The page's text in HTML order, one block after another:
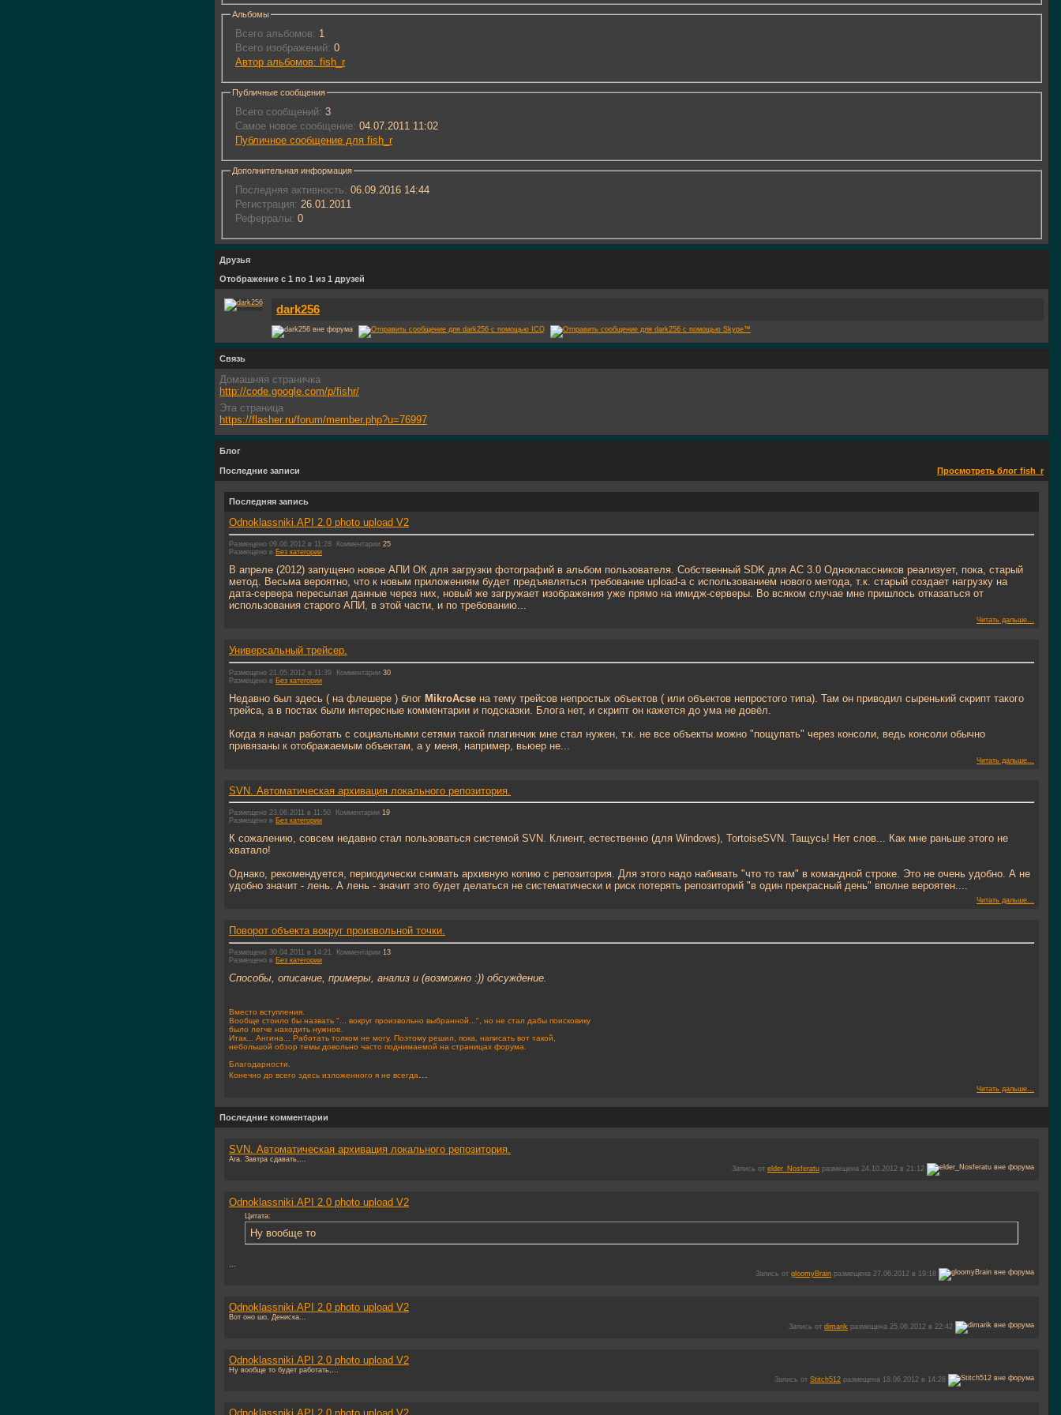
Альбомы
Всего альбомов: 1
Всего изображений: 0
Автор альбомов: fish_r
Публичные сообщения
Всего сообщений: 3
Самое новое сообщение: 04.07.2011 11:02
Публичное сообщение для fish_r
Дополнительная информация
Последняя активность: 06.09.2016 14:44
Регистрация: 26.01.2011
Реферралы: 0
Друзья
Отображение с 1 по 1 из 1 друзей
dark256
Связь
Домашняя страничка
http://code.google.com/p/fishr/
Эта страница
https://flasher.ru/forum/member.php?u=76997
Блог
Просмотреть блог fish_r
Последние записи
Последняя запись
Odnoklassniki.API 2.0 photo upload V2
Размещено 09.06.2012 в 11:28 Комментарии 25
Размещено в Без категории
В апреле (2012) запущено новое АПИ ОК для загрузки фотографий в альбом пользователя. Собственный SDK для AC 3.0 Одноклассников реализует, пока, старый
метод. Весьма вероятно, что к новым приложениям будет предъявляться требование upload-a с использованием нового метода, т.к. старый создает нагрузку на
дата-сервера пересылая данные через них, новый же загружает изображения уже прямо на имидж-серверы. Во всяком случае мне пришлось отказаться от
использования старого АПИ, в этой части, и по требованию...
Читать дальше...
Универсальный трейсер.
Размещено 21.05.2012 в 11:39 Комментарии 30
Размещено в Без категории
Недавно был здесь ( на флешере ) блог MikroAcse на тему трейсов непростых объектов ( или объектов непростого типа). Там он приводил сыренький скрипт такого
трейса, а в постах были интересные комментарии и подсказки. Блога нет, и скрипт он кажется до ума не довёл.
Когда я начал работать с социальными сетями такой плагинчик мне стал нужен, т.к. не все объекты можно "пощупать" через консоли, ведь консоли обычно
привязаны к отображаемым объектам, а у меня, например, вьюер не...
Читать дальше...
SVN. Автоматическая архивация локального репозитория.
Размещено 23.06.2011 в 11:50 Комментарии 19
Размещено в Без категории
К сожалению, совсем недавно стал пользоваться системой SVN. Клиент, естественно (для Windows), TortoiseSVN. Тащусь! Нет слов... Как мне раньше этого не
хватало!
Однако, рекомендуется, периодически снимать архивную копию с репозитория. Для этого надо набивать "что то там" в командной строке. Это не очень удобно. А не
удобно значит - лень. А лень - значит это будет делаться не систематически и риск потерять репозиторий "в один прекрасный день" вполне вероятен....
Читать дальше...
Поворот объекта вокруг произвольной точки.
Размещено 30.04.2011 в 14:21 Комментарии 13
Размещено в Без категории
Способы, описание, примеры, анализ и (возможно :)) обсуждение.
Вместо вступления.
Вообще стоило бы назвать "... вокруг произвольно выбранной...", но не стал дабы поисковику
было легче находить нужное.
Итак... Ангина... Работать толком не могу. Поэтому решил, пока, написать вот такой,
небольшой обзор темы довольно часто поднимаемой на страницах форума.
Благодарности.
Конечно до всего здесь изложенного я не всегда...
Читать дальше...
Последние комментарии
SVN. Автоматическая архивация локального репозитория.
Ага. Завтра сдавать,...
Запись от elder_Nosferatu размещена 24.10.2012 в 21:12
Odnoklassniki.API 2.0 photo upload V2
Цитата:
Ну вообще то
...
Запись от gloomyBrain размещена 27.06.2012 в 19:18
Odnoklassniki.API 2.0 photo upload V2
Вот оно шо, Дениска...
Запись от dimarik размещена 25.06.2012 в 22:42
Odnoklassniki.API 2.0 photo upload V2
Ну вообще то будет работать,...
Запись от Stitch512 размещена 18.06.2012 в 14:28